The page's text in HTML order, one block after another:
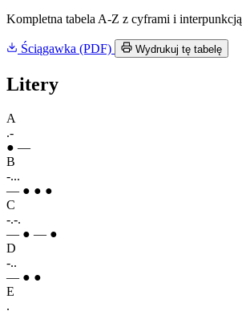
Kompletna tabela A-Z z cyframi i interpunkcją
Ściągawka (PDF) Wydrukuj tę tabelę
Litery
A
.-
● —
B
-...
— ● ● ●
C
-.-.
— ● — ●
D
-..
— ● ●
E
.